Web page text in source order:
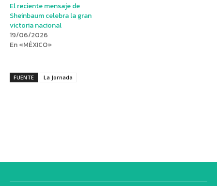
El reciente mensaje de
Sheinbaum celebra la gran
victoria nacional
19/06/2026
En «MÉXICO»
FUENTE La Jornada